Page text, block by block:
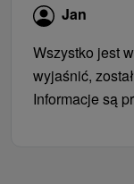
Jan
Wszystko jest
wyjaśnić,
Informacje są